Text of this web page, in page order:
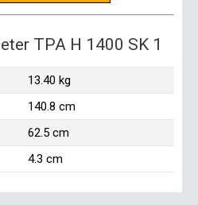
TPA H 1400 SK 1
13.40 kg
140.8 cm
62.5 cm
4.3 cm